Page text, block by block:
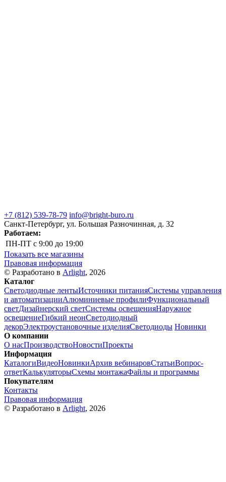
+7 (812) 539-78-79 info@bright-buro.ru
Санкт-Петербург, ул. Большая Разночинная, д. 32
Работаем:
ПН-ПТ с 9:00 до 19:00
Показать все магазины
Правовая информация
© Разработано в Arlight, 2026
Каталог
Светодиодные лентыИсточники питанияСистемы управления
и автоматизацииАлюминиевые профилиФункциональный
светДизайнерский светСистемы освещенияНаружное
освещениеГибкий неонСветодиодный
декорЭлектроустановочные изделияСветодиоды Новинки
О компании
О насПроизводствоНовостиПроекты
Информация
КаталогиВидеоНовинкиАрхив вебинаровСтатьиВопрос-
ответКалькуляторыСхемы монтажаФайлы и программы
Покупателям
Контакты
Правовая информация
© Разработано в Arlight, 2026